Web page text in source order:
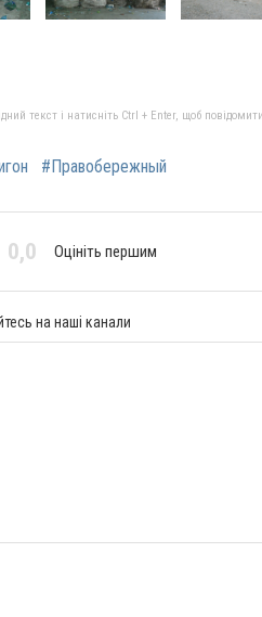
текст і натисніть Ctrl + Enter, щоб
#Правобережный
0,0 Оцініть першим
на наші канали